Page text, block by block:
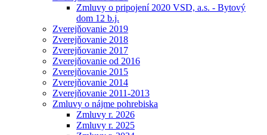
Zmluvy o pripojení 2020 VSD, a.s. - Bytový
dom 12 b.j.
Zverejňovanie 2019
Zverejňovanie 2018
Zverejňovanie 2017
Zverejňovanie od 2016
Zverejňovanie 2015
Zverejňovanie 2014
Zverejňovanie 2011-2013
Zmluvy o nájme pohrebiska
Zmluvy r. 2026
Zmluvy r. 2025